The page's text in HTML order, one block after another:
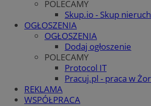
POLECAMY
Skup.io - Skup
OGŁOSZENIA
OGŁOSZENIA
Dodaj ogłoszenie
POLECAMY
Protocol IT
Pracuj.pl - praca w
REKLAMA
WSPÓŁPRACA